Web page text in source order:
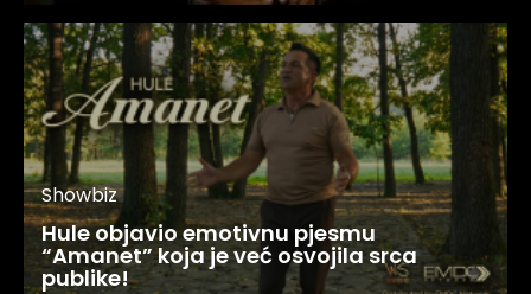
Showbiz
Hule objavio emotivnu pjesmu
“Amanet” koja je već osvojila srca
publike!